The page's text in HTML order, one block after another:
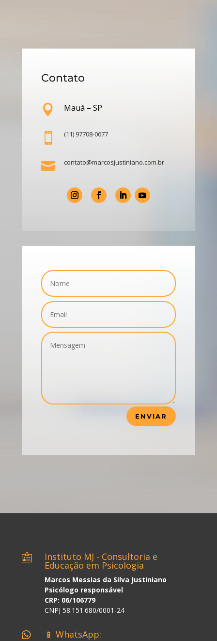
Contato
 Mauá – SP
 (11) 97708-0677
 contato@marcosjustiniano.com.br
ENVIAR
 Instituto MJ - Consultoria e
Educação em Psicologia
Marcos Messias da Silva Justiniano
Psicólogo responsável
CRP: 06/106779
CNPJ 58.151.680/0001-24
 📱 WhatsApp: